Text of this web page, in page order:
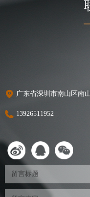
广东省深圳市南山区南
13926511952